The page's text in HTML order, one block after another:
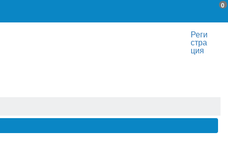
0
Реги
стра
ция